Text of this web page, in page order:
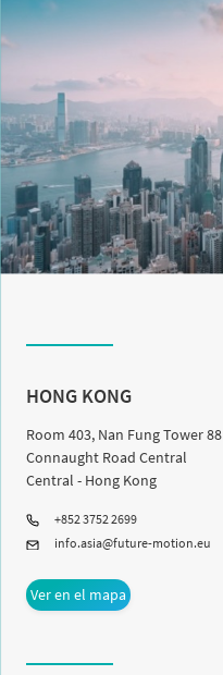
HONG KONG
Room 403, Nan Fung Tower 88
Connaught Road Central
Central - Hong Kong
+852 3752 2699
info.asia@future-motion.eu
Ver en el mapa